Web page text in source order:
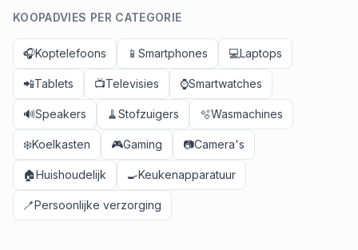
KOOPADVIES PER CATEGORIE
🎧Koptelefoons 📱 Smartphones 💻Laptops
📲Tablets 📺Televisies ⌚Smartwatches
🔊Speakers 🧹Stofzuigers 🫧Wasmachines
❄️Koelkasten 🎮Gaming 📷Camera's
🏠Huishoudelijk 🍳Keukenapparatuur
🪥Persoonlijke verzorging